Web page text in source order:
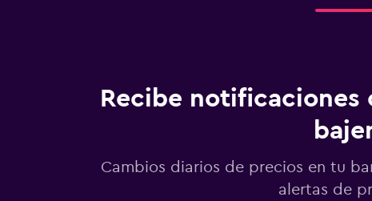
Recibe notificaciones
Cambios diarios de precios en tu
alertas de